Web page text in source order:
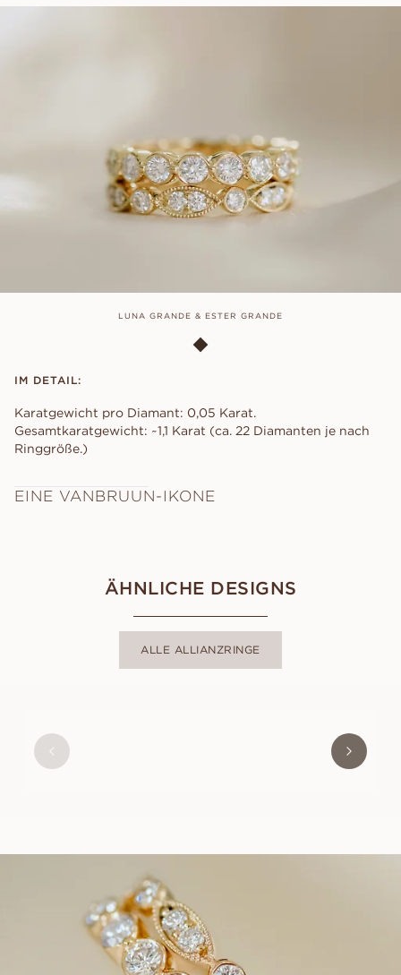
LUNA GRANDE & ESTER GRANDE
IM DETAIL:
Karatgewicht pro Diamant: 0,05 Karat.
Gesamtkaratgewicht: ~1,1 Karat (ca. 22 Diamanten je nach
Ringgröße.)
EINE VANBRUUN-IKONE
ÄHNLICHE DESIGNS
ALLE ALLIANZRINGE